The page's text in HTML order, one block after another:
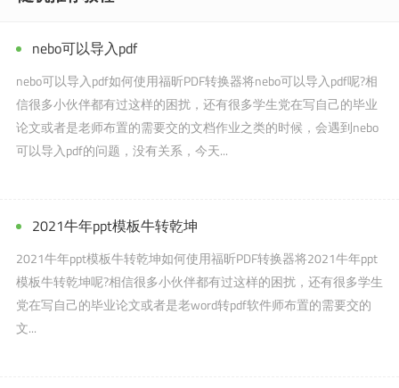
nebo可以导入pdf
nebo可以导入pdf如何使用福昕PDF转换器将nebo可以导入pdf呢?相
信很多小伙伴都有过这样的困扰，还有很多学生党在写自己的毕业
论文或者是老师布置的需要交的文档作业之类的时候，会遇到nebo
可以导入pdf的问题，没有关系，今天...
2021牛年ppt模板牛转乾坤
2021牛年ppt模板牛转乾坤如何使用福昕PDF转换器将2021牛年ppt
模板牛转乾坤呢?相信很多小伙伴都有过这样的困扰，还有很多学生
党在写自己的毕业论文或者是老word转pdf软件师布置的需要交的
文...